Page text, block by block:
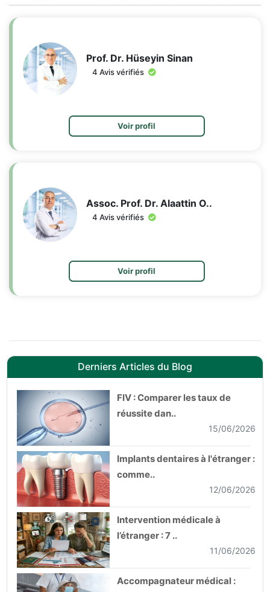
Prof. Dr. Hüseyin Sinan
4 Avis vérifiés
Voir profil
Assoc. Prof. Dr. Alaattin O..
4 Avis vérifiés
Voir profil
Derniers Articles du Blog
FIV : Comparer les taux de
réussite dan..
15/06/2026
Implants dentaires à l'étranger :
comme..
12/06/2026
Intervention médicale à
l’étranger : 7 ..
11/06/2026
Accompagnateur médical :